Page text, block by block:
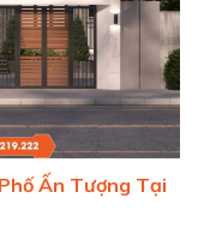
Ấn Tượng Tại